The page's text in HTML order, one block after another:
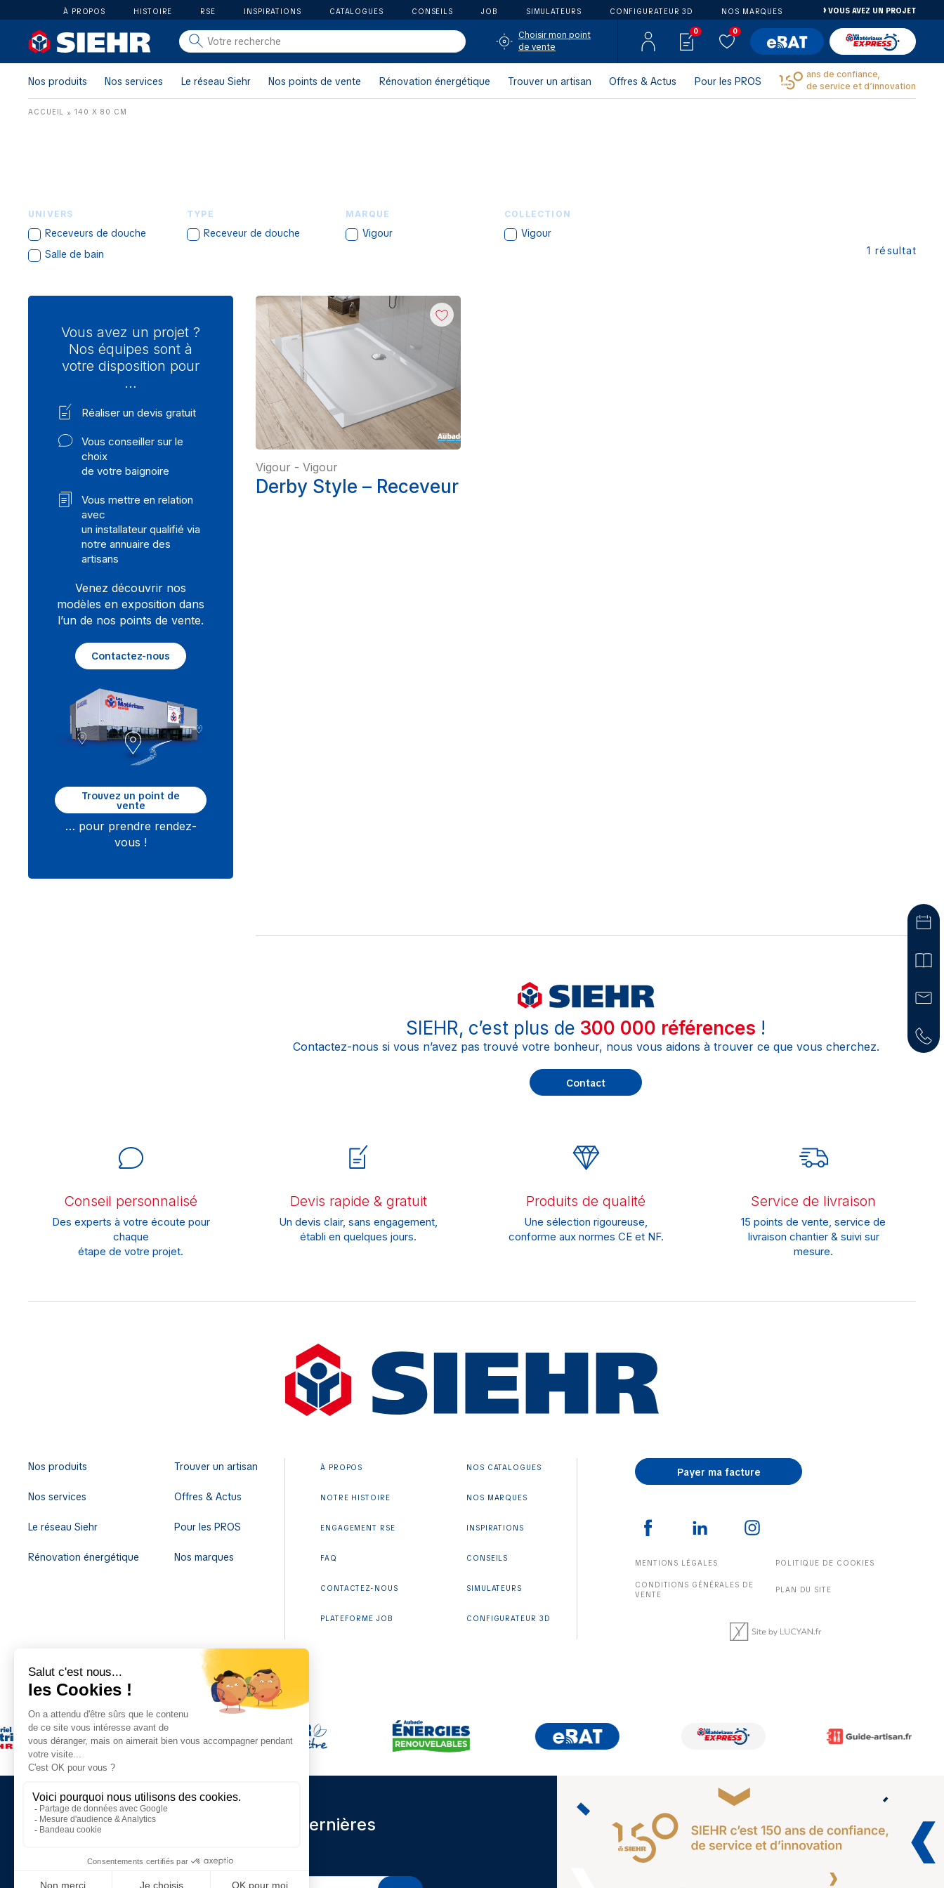
À PROPOS HISTOIRE RSE INSPIRATIONS CATALOGUES CONSEILS JOB SIMULATEURS CONFIGURATEUR 3D NOS MARQUES VOUS AVEZ UN PROJET
carrelage
outillage
Choisir mon point
de vente
0 0
Nos produits Nos services Le réseau Siehr Nos points de vente Rénovation énergétique Trouver un artisan Offres & Actus Pour les PROS
ans de confiance,
de service et d’innovation
ACCUEIL »140 X 80 CM
UNIVERS
Receveurs de douche
Salle de bain
TYPE
Receveur de douche
MARQUE
Vigour
COLLECTION
Vigour
1 résultat
Vigour - Vigour
Derby Style – Receveur
Vous avez un projet ?
Nos équipes sont à
votre disposition pour
…
Réaliser un devis gratuit
Vous conseiller sur le
choix
de votre baignoire
Vous mettre en relation
avec
un installateur qualifié via
notre annuaire des
artisans
Venez découvrir nos
modèles en exposition dans
l’un de nos points de vente.
Contactez-nous
Trouvez un point de
vente
… pour prendre rendez-
vous !
SIEHR, c’est plus de 300 000 références !
Contactez-nous si vous n’avez pas trouvé votre bonheur, nous vous aidons à trouver ce que vous cherchez.
Contact
Conseil personnalisé
Des experts à votre écoute pour
chaque
étape de votre projet.
Devis rapide & gratuit
Un devis clair, sans engagement,
établi en quelques jours.
Produits de qualité
Une sélection rigoureuse,
conforme aux normes CE et NF.
Service de livraison
15 points de vente, service de
livraison chantier & suivi sur
mesure.
Nos produits
Nos services
Le réseau Siehr
Rénovation énergétique
Trouver un artisan
Offres & Actus
Pour les PROS
Nos marques
À PROPOS
NOTRE HISTOIRE
ENGAGEMENT RSE
FAQ
CONTACTEZ-NOUS
PLATEFORME JOB
NOS CATALOGUES
NOS MARQUES
INSPIRATIONS
CONSEILS
SIMULATEURS
CONFIGURATEUR 3D
Payer ma facture
MENTIONS LÉGALES POLITIQUE DE COOKIES
CONDITIONS GÉNÉRALES DE
VENTE
PLAN DU SITE
Restez informé de nos dernières